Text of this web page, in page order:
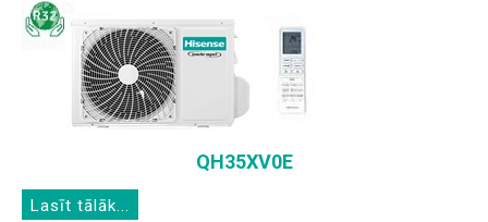
QH35XV0E
Lasīt tālāk...